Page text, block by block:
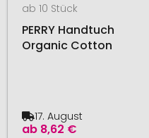
ab 10 Stück
PERRY Handtuch
Organic Cotton
ab 8,62 €
17. August